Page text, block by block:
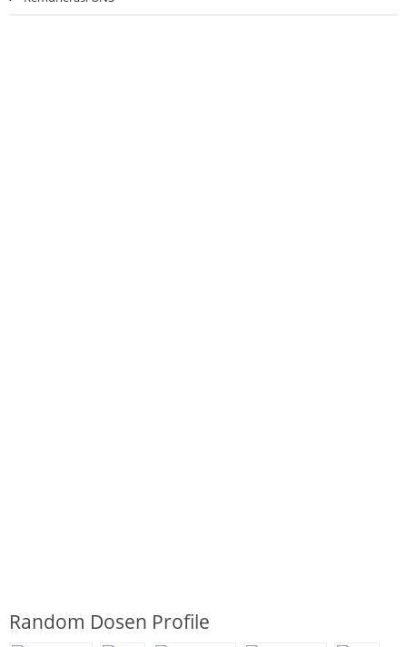
Random Dosen Profile